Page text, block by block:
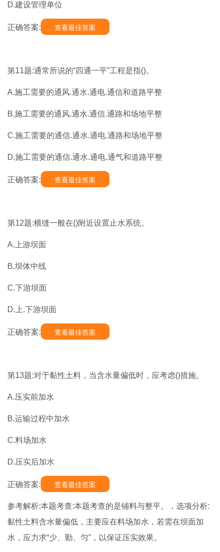
D.建设管理单位
正确答案: 查看最佳答案
第11题:通常所说的“四通一平”工程是指()。
A.施工需要的通风.通水.通电.通信和道路平整
B.施工需要的通风.通水.通信.通路和场地平整
C.施工需要的通信.通水.通电.通路和场地平整
D.施工需要的通信.通水.通电.通气和道路平整
正确答案: 查看最佳答案
第12题:横缝一般在()附近设置止水系统。
A.上游坝面
B.坝体中线
C.下游坝面
D.上.下游坝面
正确答案: 查看最佳答案
第13题:对于黏性土料，当含水量偏低时，应考虑()措施。
A.压实前加水
B.运输过程中加水
C.料场加水
D.压实后加水
正确答案: 查看最佳答案
参考解析:本题考查:本题考查的是铺料与整平。，选项分析:
黏性土料含水量偏低，主要应在料场加水，若需在坝面加
水，应力求“少、勤、匀”，以保证压实效果。